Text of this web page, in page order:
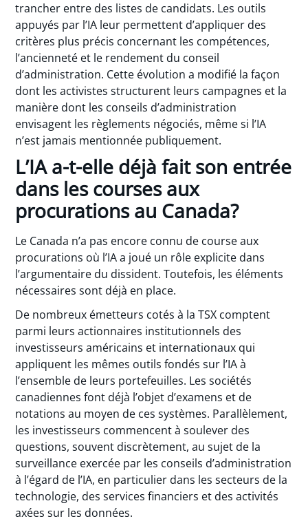
trancher entre des listes de candidats. Les outils
appuyés par l’IA leur permettent d’appliquer des
critères plus précis concernant les compétences,
l’ancienneté et le rendement du conseil
d’administration. Cette évolution a modifié la façon
dont les activistes structurent leurs campagnes et la
manière dont les conseils d’administration
envisagent les règlements négociés, même si l’IA
n’est jamais mentionnée publiquement.
L’IA a-t-elle déjà fait son entrée
dans les courses aux
procurations au Canada?
Le Canada n’a pas encore connu de course aux
procurations où l’IA a joué un rôle explicite dans
l’argumentaire du dissident. Toutefois, les éléments
nécessaires sont déjà en place.
De nombreux émetteurs cotés à la TSX comptent
parmi leurs actionnaires institutionnels des
investisseurs américains et internationaux qui
appliquent les mêmes outils fondés sur l’IA à
l’ensemble de leurs portefeuilles. Les sociétés
canadiennes font déjà l’objet d’examens et de
notations au moyen de ces systèmes. Parallèlement,
les investisseurs commencent à soulever des
questions, souvent discrètement, au sujet de la
surveillance exercée par les conseils d’administration
à l’égard de l’IA, en particulier dans les secteurs de la
technologie, des services financiers et des activités
axées sur les données.